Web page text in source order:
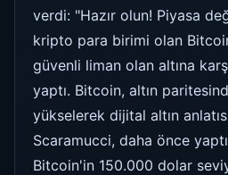
verdi: "Hazır olun! Piyasa
kripto para birimi olan
güvenli liman olan altına
yaptı. Bitcoin, altın
yükselerek dijital altın
Scaramucci, daha önce
Bitcoin'in 150.000 dolar